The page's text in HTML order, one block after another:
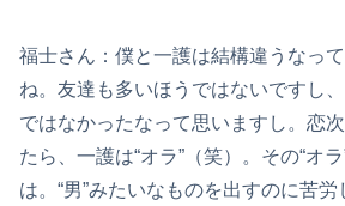
福士さん：僕と一護は結構違うなっ
ね。友達も多いほうではないですし
ではなかったなって思いますし。恋次
たら、一護は“オラ”（笑）。その“オ
は。“男”みたいなものを出すのに苦